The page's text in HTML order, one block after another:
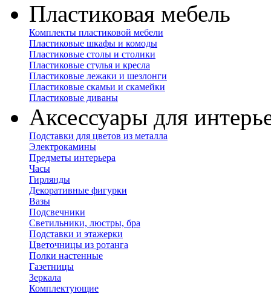
Пластиковая мебель
Комплекты пластиковой мебели
Пластиковые шкафы и комоды
Пластиковые столы и столики
Пластиковые стулья и кресла
Пластиковые лежаки и шезлонги
Пластиковые скамьи и скамейки
Пластиковые диваны
Аксессуары для
Подставки для цветов из металла
Электрокамины
Предметы интерьера
Часы
Гирлянды
Декоративные фигурки
Вазы
Подсвечники
Светильники, люстры, бра
Подставки и этажерки
Цветочницы из ротанга
Полки настенные
Газетницы
Зеркала
Комплектующие